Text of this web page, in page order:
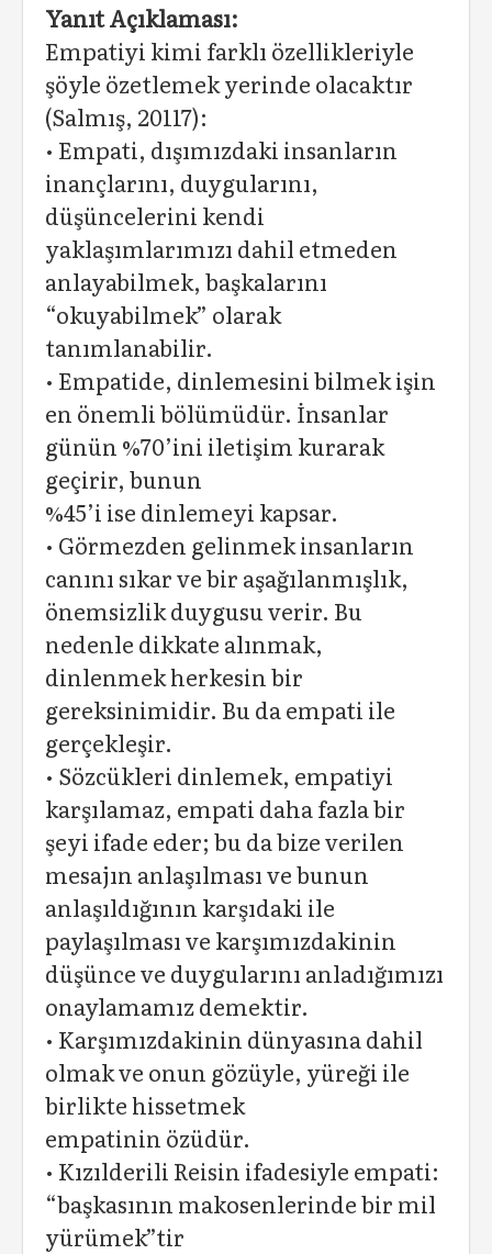
Yanıt Açıklaması:
Empatiyi kimi farklı özellikleriyle
şöyle özetlemek yerinde olacaktır
(Salmış, 20117):
• Empati, dışımızdaki insanların
inançlarını, duygularını,
düşüncelerini kendi
yaklaşımlarımızı dahil etmeden
anlayabilmek, başkalarını
“okuyabilmek” olarak
tanımlanabilir.
• Empatide, dinlemesini bilmek işin
en önemli bölümüdür. İnsanlar
günün %70’ini iletişim kurarak
geçirir, bunun
%45’i ise dinlemeyi kapsar.
• Görmezden gelinmek insanların
canını sıkar ve bir aşağılanmışlık,
önemsizlik duygusu verir. Bu
nedenle dikkate alınmak,
dinlenmek herkesin bir
gereksinimidir. Bu da empati ile
gerçekleşir.
• Sözcükleri dinlemek, empatiyi
karşılamaz, empati daha fazla bir
şeyi ifade eder; bu da bize verilen
mesajın anlaşılması ve bunun
anlaşıldığının karşıdaki ile
paylaşılması ve karşımızdakinin
düşünce ve duygularını anladığımızı
onaylamamız demektir.
• Karşımızdakinin dünyasına dahil
olmak ve onun gözüyle, yüreği ile
birlikte hissetmek
empatinin özüdür.
• Kızılderili Reisin ifadesiyle empati:
“başkasının makosenlerinde bir mil
yürümek”tir